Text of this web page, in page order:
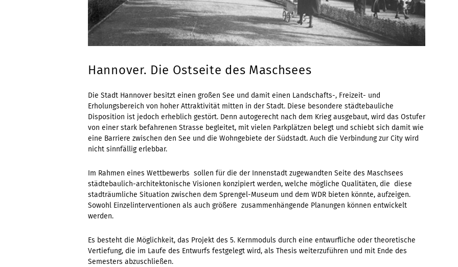
Hannover. Die Ostseite des Maschsees
Die Stadt Hannover besitzt einen großen See und damit einen Landschafts-, Freizeit- und
Erholungsbereich von hoher Attraktivität mitten in der Stadt. Diese besondere städtebauliche
Disposition ist jedoch erheblich gestört. Denn autogerecht nach dem Krieg ausgebaut, wird das Ostufer
von einer stark befahrenen Strasse begleitet, mit vielen Parkplätzen belegt und schiebt sich damit wie
eine Barriere zwischen den See und die Wohngebiete der Südstadt. Auch die Verbindung zur City wird
nicht sinnfällig erlebbar.
Im Rahmen eines Wettbewerbs sollen für die der Innenstadt zugewandten Seite des Maschsees
städtebaulich-architektonische Visionen konzipiert werden, welche mögliche Qualitäten, die diese
stadträumliche Situation zwischen dem Sprengel-Museum und dem WDR bieten könnte, aufzeigen.
Sowohl Einzelinterventionen als auch größere zusammenhängende Planungen können entwickelt
werden.
Es besteht die Möglichkeit, das Projekt des 5. Kernmoduls durch eine entwurfliche oder theoretische
Vertiefung, die im Laufe des Entwurfs festgelegt wird, als Thesis weiterzuführen und mit Ende des
Semesters abzuschließen.